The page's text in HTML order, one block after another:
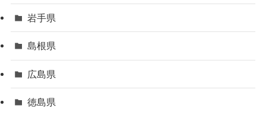
岩手県
島根県
広島県
徳島県